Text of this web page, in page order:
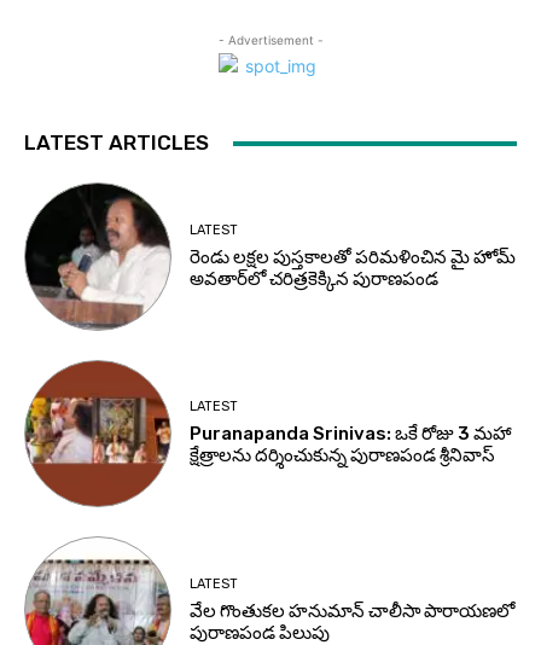
- Advertisement -
LATEST ARTICLES
LATEST
రెండు లక్షల పుస్తకాలతో పరిమళించిన మై హోమ్
అవతార్‌లో చరిత్రకెక్కిన పురాణపండ
LATEST
Puranapanda Srinivas: ఒకే రోజు 3 మహా
క్షేత్రాలను దర్శించుకున్న పురాణపండ శ్రీనివాస్
LATEST
వేల గొంతుకల హనుమాన్ చాలీసా పారాయణలో
పురాణపండ పిలుపు